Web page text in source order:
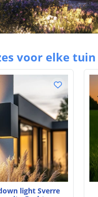
voor elke tuin
light Sverre